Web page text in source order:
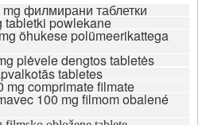
филмирани таблетки
tabletki powlekane
õhukese polümeerikattega
plėvele dengtos tabletės
tabletes
mg comprimate filmate
100 mg filmom obalené